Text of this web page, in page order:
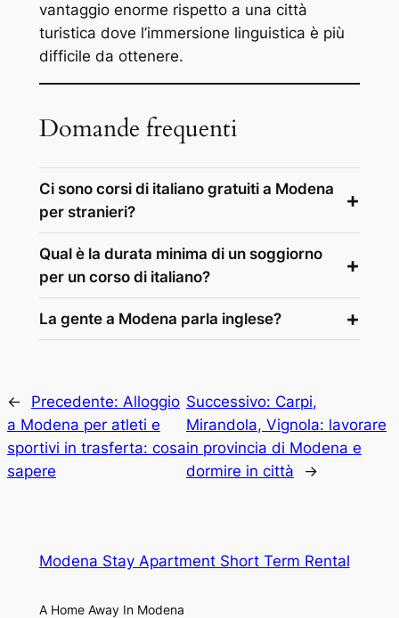
vantaggio enorme rispetto a una città
turistica dove l’immersione linguistica è più
difficile da ottenere.
Domande frequenti
Ci sono corsi di italiano gratuiti a Modena
per stranieri?
Qual è la durata minima di un soggiorno
per un corso di italiano?
La gente a Modena parla inglese?
← Precedente: Alloggio
a Modena per atleti e
sportivi in trasferta: cosa
sapere
Successivo: Carpi,
Mirandola, Vignola: lavorare
in provincia di Modena e
dormire in città
→
Modena Stay Apartment Short Term Rental
A Home Away In Modena